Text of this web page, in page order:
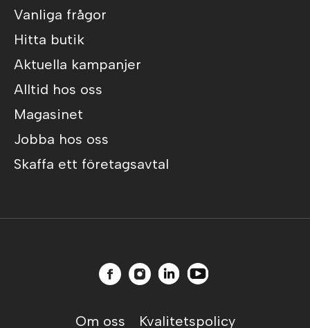
Vanliga frågor
Hitta butik
Aktuella kampanjer
Alltid hos oss
Magasinet
Jobba hos oss
Skaffa ett företagsavtal
Om oss Kvalitetspolicy